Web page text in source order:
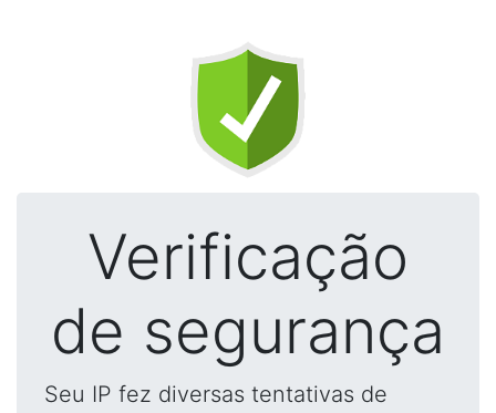
Verificação
de segurança
Seu IP fez diversas tentativas de